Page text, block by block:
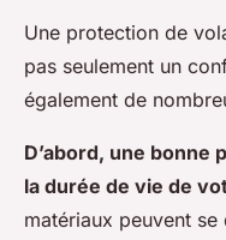
Une protection de
pas seulement un
également de
D’abord, une bonne
la durée de vie de
matériaux peuvent